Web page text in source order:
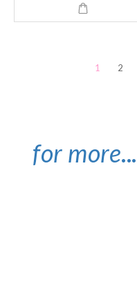
1 2
for more...